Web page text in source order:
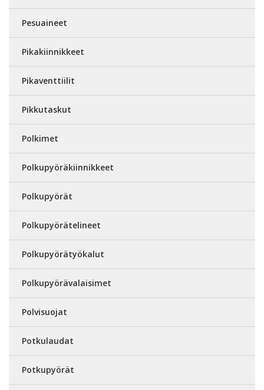
Pesuaineet
Pikakiinnikkeet
Pikaventtiilit
Pikkutaskut
Polkimet
Polkupyöräkiinnikkeet
Polkupyörät
Polkupyörätelineet
Polkupyörätyökalut
Polkupyörävalaisimet
Polvisuojat
Potkulaudat
Potkupyörät